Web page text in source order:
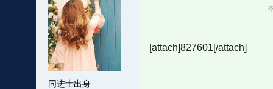
同进士出身
[attach]827601[/attach]